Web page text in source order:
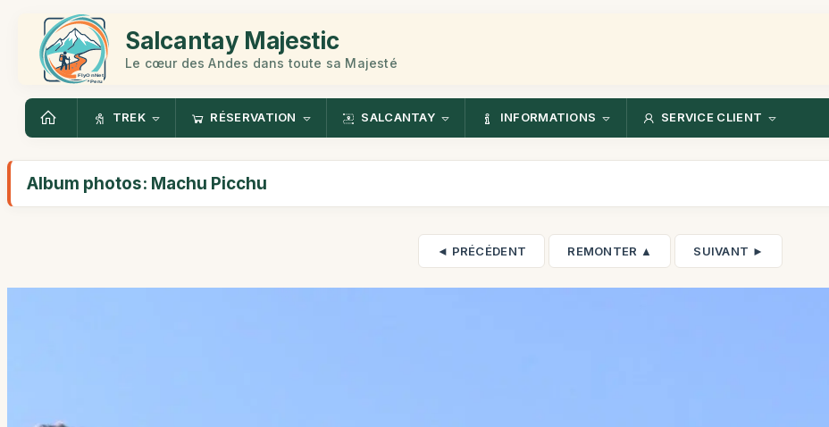
Salcantay Majestic
Le cœur des Andes dans toute sa Majesté
TREK RÉSERVATION SALCANTAY INFORMATIONS SERVICE CLIENT
Album photos: Machu Picchu
◄ PRÉCÉDENT REMONTER ▲ SUIVANT ►